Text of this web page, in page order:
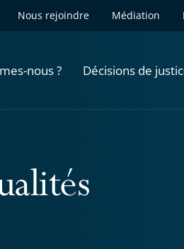
Nous rejoindre Médiation
nous ? Décisions de